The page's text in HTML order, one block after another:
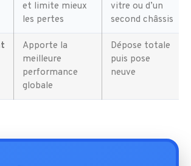
et limite mieux
les pertes
vitre ou d’un
second châssis
Apporte la
meilleure
performance
globale
Dépose totale
puis pose
neuve